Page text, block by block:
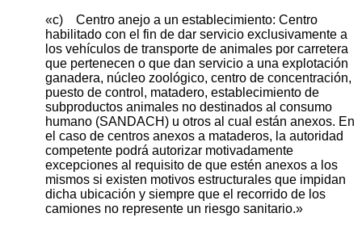
«c) Centro anejo a un establecimiento: Centro
habilitado con el fin de dar servicio exclusivamente a
los vehículos de transporte de animales por carretera
que pertenecen o que dan servicio a una explotación
ganadera, núcleo zoológico, centro de concentración,
puesto de control, matadero, establecimiento de
subproductos animales no destinados al consumo
humano (SANDACH) u otros al cual están anexos. En
el caso de centros anexos a mataderos, la autoridad
competente podrá autorizar motivadamente
excepciones al requisito de que estén anexos a los
mismos si existen motivos estructurales que impidan
dicha ubicación y siempre que el recorrido de los
camiones no represente un riesgo sanitario.»